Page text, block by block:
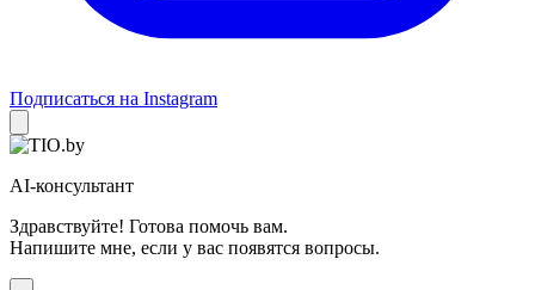
Подписаться на Instagram
AI-консультант
Здравствуйте! Готова помочь вам.
Напишите мне, если у вас появятся вопросы.